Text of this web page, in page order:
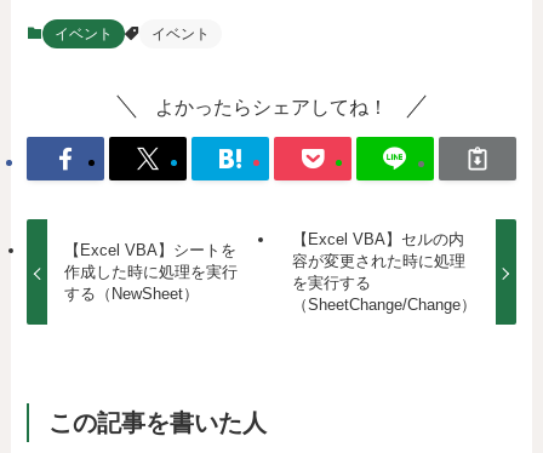
イベント イベント
よかったらシェアしてね！
【Excel VBA】シートを
作成した時に処理を実行
する（NewSheet）
【Excel VBA】セルの内
容が変更された時に処理
を実行する
（SheetChange/Change）
この記事を書いた人